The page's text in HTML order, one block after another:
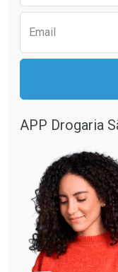
Comprar sem
Comprar sem
Email
APP Drogaria